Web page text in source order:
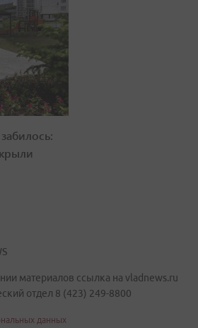
материалов ссылка на vladnews.ru
отдел 8 (423) 249-8800
данных